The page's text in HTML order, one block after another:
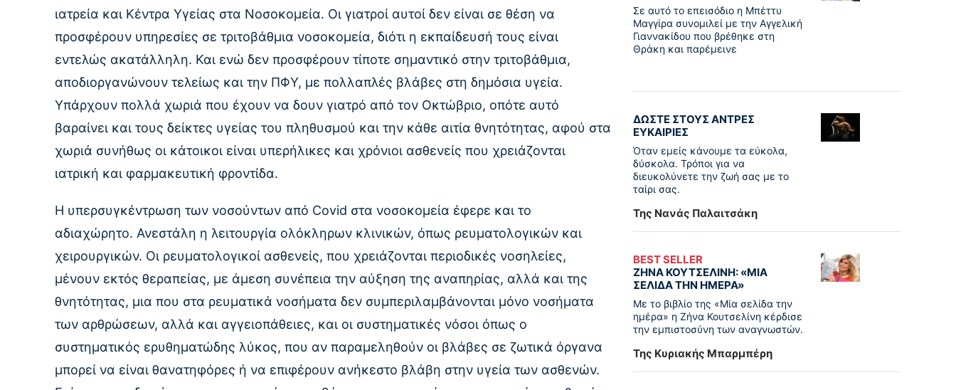
ιατρεία και Κέντρα Υγείας στα Νοσοκομεία. Οι γιατροί αυτοί δεν είναι σε θέση να
προσφέρουν υπηρεσίες σε τριτοβάθμια νοσοκομεία, διότι η εκπαίδευσή τους είναι
εντελώς ακατάλληλη. Και ενώ δεν προσφέρουν τίποτε σημαντικό στην τριτοβάθμια,
αποδιοργανώνουν τελείως και την ΠΦΥ, με πολλαπλές βλάβες στη δημόσια υγεία.
Υπάρχουν πολλά χωριά που έχουν να δουν γιατρό από τον Οκτώβριο, οπότε αυτό
βαραίνει και τους δείκτες υγείας του πληθυσμού και την κάθε αιτία θνητότητας, αφού στα
χωριά συνήθως οι κάτοικοι είναι υπερήλικες και χρόνιοι ασθενείς που χρειάζονται
ιατρική και φαρμακευτική φροντίδα.
Η υπερσυγκέντρωση των νοσούντων από Covid στα νοσοκομεία έφερε και το
αδιαχώρητο. Ανεστάλη η λειτουργία ολόκληρων κλινικών, όπως ρευματολογικών και
χειρουργικών. Οι ρευματολογικοί ασθενείς, που χρειάζονται περιοδικές νοσηλείες,
μένουν εκτός θεραπείας, με άμεση συνέπεια την αύξηση της αναπηρίας, αλλά και της
θνητότητας, μια που στα ρευματικά νοσήματα δεν συμπεριλαμβάνονται μόνο νοσήματα
των αρθρώσεων, αλλά και αγγειοπάθειες, και οι συστηματικές νόσοι όπως ο
συστηματικός ερυθηματώδης λύκος, που αν παραμεληθούν οι βλάβες σε ζωτικά όργανα
μπορεί να είναι θανατηφόρες ή να επιφέρουν ανήκεστο βλάβη στην υγεία των ασθενών.
Σε αυτό το επεισόδιο η Μπέττυ
Μαγγίρα συνομιλεί με την Αγγελική
Γιαννακίδου που βρέθηκε στη
Θράκη και παρέμεινε
ΔΩΣΤΕ ΣΤΟΥΣ ΑΝΤΡΕΣ
ΕΥΚΑΙΡΙΕΣ
Όταν εμείς κάνουμε τα εύκολα,
δύσκολα. Τρόποι για να
διευκολύνετε την ζωή σας με το
ταίρι σας.
Της Νανάς Παλαιτσάκη
BEST SELLER
ΖΗΝΑ ΚΟΥΤΣΕΛΙΝΗ: «ΜΙΑ
ΣΕΛΙΔΑ ΤΗΝ ΗΜΕΡΑ»
Με το βιβλίο της «Μία σελίδα την
ημέρα» η Ζήνα Κουτσελίνη κέρδισε
την εμπιστοσύνη των αναγνωστών.
Της Κυριακής Μπαρμπέρη